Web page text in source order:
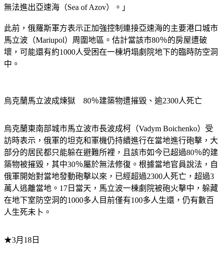
無法進出亞速海（Sea of Azov）。」
此前，俄羅斯軍方表示正加強控制連接亞速海的主要港口城市
馬立波（Mariupol）周圍地區。估計當該市80％的房屋遭破
壞，可能還有約1000人受困在一棟坍塌劇院地下的臨時防空洞
中。
烏克蘭馬立波成煉獄　80％建築物遭摧毀、逾2300人死亡
烏克蘭東南部城市馬立波市長波成柯（Vadym Boichenko）受
訪時表示，俄軍的坦克和軍機仍持續進行在當地進行砲擊，大
部分的居民都只能躲在避難所裡，且該市如今已超過80％的建
築物被摧毀，其中30％屬於無法修復。根據當地官員說法，自
俄軍開始對當地發動砲擊以來，已經超過2300人死亡，超過3
萬人逃離當地。17日當天，馬立波一棟劇院被砲火擊中，躲藏
在地下室防空洞的1000多人目前僅有100多人生還，仍有數百
人生死未卜。
★3月18日